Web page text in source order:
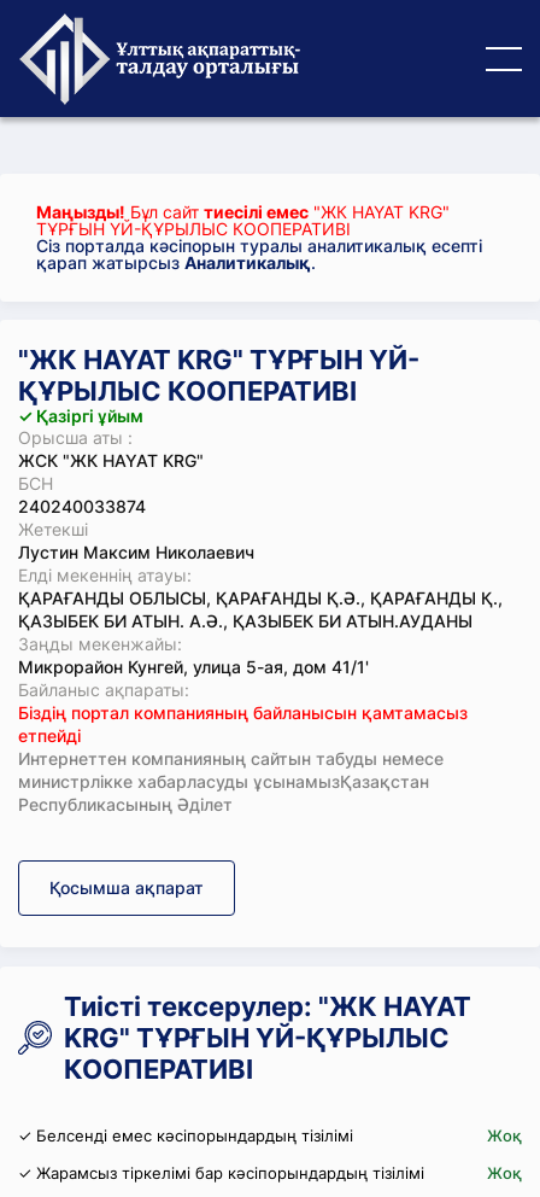
Маңызды! Бұл сайт тиесілі емес "ЖК HAYAT KRG"
ТҰРҒЫН ҮЙ-ҚҰРЫЛЫС КООПЕРАТИВІ
Сіз порталда кәсіпорын туралы аналитикалық есепті
қарап жатырсыз Аналитикалық.
"ЖК HAYAT KRG" ТҰРҒЫН ҮЙ-
ҚҰРЫЛЫС КООПЕРАТИВІ
✓ Қазіргі ұйым
Орысша аты :
ЖСК "ЖК HAYAT KRG"
БСН
240240033874
Жетекші
Лустин Максим Николаевич
Елді мекеннің атауы:
ҚАРАҒАНДЫ ОБЛЫСЫ, ҚАРАҒАНДЫ Қ.Ә., ҚАРАҒАНДЫ Қ.,
ҚАЗЫБЕК БИ АТЫН. А.Ә., ҚАЗЫБЕК БИ АТЫН.АУДАНЫ
Заңды мекенжайы:
Микрорайон Кунгей, улица 5-ая, дом 41/1'
Байланыс ақпараты:
Біздің портал компанияның байланысын қамтамасыз
етпейді
Интернеттен компанияның сайтын табуды немесе
министрлікке хабарласуды ұсынамызҚазақстан
Республикасының Әділет
Қосымша ақпарат
Тиісті тексерулер: "ЖК HAYAT
KRG" ТҰРҒЫН ҮЙ-ҚҰРЫЛЫС
КООПЕРАТИВІ
✓ Белсенді емес кәсіпорындардың тізілімі
Жоқ
✓ Жарамсыз тіркелімі бар кәсіпорындардың тізілімі
Жоқ